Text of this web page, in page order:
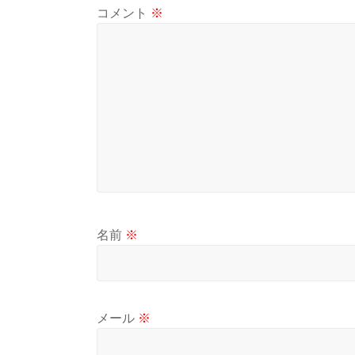
コメント ※
名前 ※
メール ※